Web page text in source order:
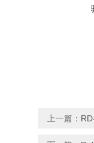
上一篇：